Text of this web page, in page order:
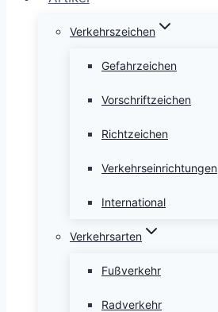
Verkehrszeichen
Gefahrzeichen
Vorschriftzeichen
Richtzeichen
Verkehrseinrichtungen
International
Verkehrsarten
Fußverkehr
Radverkehr